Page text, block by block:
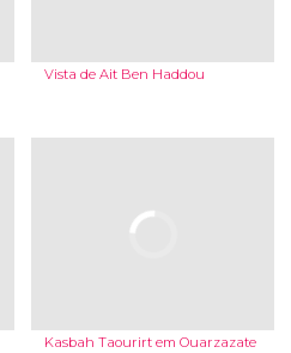
Vista de Ait Ben Haddou
Kasbah Taourirt em Ouarzazate